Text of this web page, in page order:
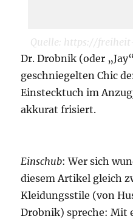
Quelle: https://
Dr. Drobnik (oder
geschniegelten Chic
Einstecktuch im
akkurat frisiert.
Einschub: Wer sich
diesem Artikel gleich
Kleidungsstile (von
Drobnik) spreche: Mit